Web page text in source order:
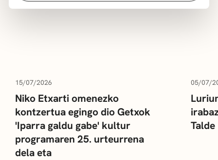
15/07/2026
Niko Etxarti omenezko
kontzertua egingo dio Getxok
'Iparra galdu gabe' kultur
programaren 25. urteurrena
dela eta
05/07/